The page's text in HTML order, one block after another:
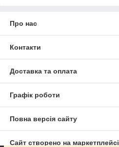
Про нас
Контакти
Доставка та оплата
Графік роботи
Повна версія сайту
Сайт створено на маркетплейсі